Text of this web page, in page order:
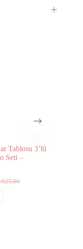
Tablosu 3’lü
Seti –